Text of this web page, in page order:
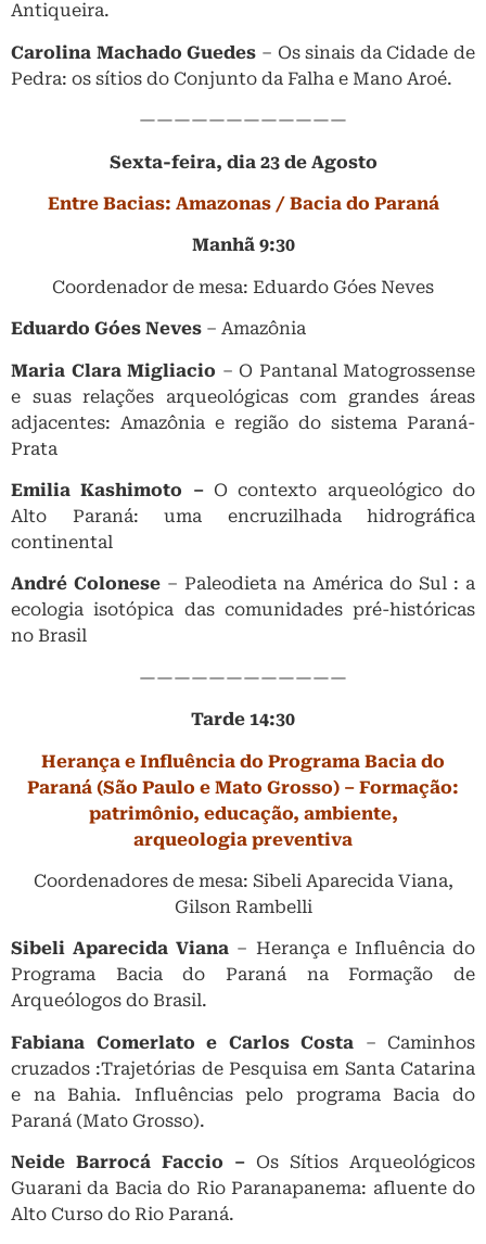
Antiqueira.
Carolina Machado Guedes – Os sinais da Cidade de
Pedra: os sítios do Conjunto da Falha e Mano Aroé.
————————————
Sexta-feira, dia 23 de Agosto
Entre Bacias: Amazonas / Bacia do Paraná
Manhã 9:30
Coordenador de mesa: Eduardo Góes Neves
Eduardo Góes Neves – Amazônia
Maria Clara Migliacio – O Pantanal Matogrossense
e suas relações arqueológicas com grandes áreas
adjacentes: Amazônia e região do sistema Paraná-
Prata
Emilia Kashimoto – O contexto arqueológico do
Alto Paraná: uma encruzilhada hidrográfica
continental
André Colonese – Paleodieta na América do Sul : a
ecologia isotópica das comunidades pré-históricas
no Brasil
————————————
Tarde 14:30
Herança e Influência do Programa Bacia do
Paraná (São Paulo e Mato Grosso) – Formação:
patrimônio, educação, ambiente,
arqueologia preventiva
Coordenadores de mesa: Sibeli Aparecida Viana,
Gilson Rambelli
Sibeli Aparecida Viana – Herança e Influência do
Programa Bacia do Paraná na Formação de
Arqueólogos do Brasil.
Fabiana Comerlato e Carlos Costa – Caminhos
cruzados :Trajetórias de Pesquisa em Santa Catarina
e na Bahia. Influências pelo programa Bacia do
Paraná (Mato Grosso).
Neide Barrocá Faccio – Os Sítios Arqueológicos
Guarani da Bacia do Rio Paranapanema: afluente do
Alto Curso do Rio Paraná.